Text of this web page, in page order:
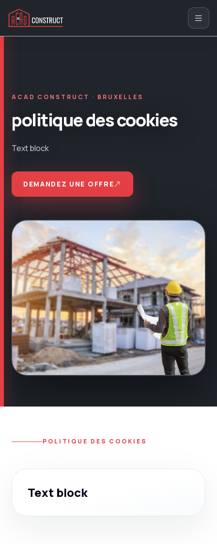
ACAD CONSTRUCT · BRUXELLES
politique des cookies
Text block
DEMANDEZ UNE OFFRE
POLITIQUE DES COOKIES
Text block